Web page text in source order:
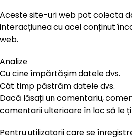
Aceste site-uri web pot colecta
interacțiunea cu acel conținut
web.
Analize
Cu cine împărtășim datele dvs.
Cât timp păstrăm datele dvs.
Dacă lăsați un comentariu,
comentarii ulterioare în loc să le
Pentru utilizatorii care se